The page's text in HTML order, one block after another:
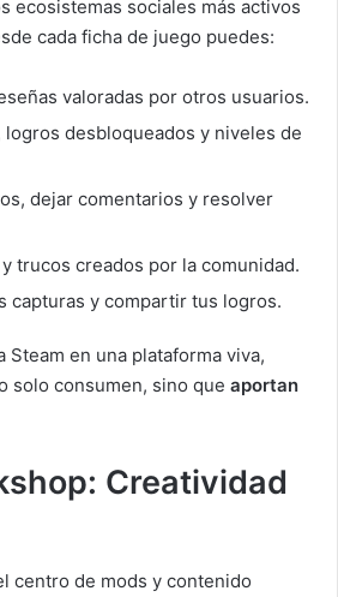
ecosistemas sociales más activos
cada ficha de juego puedes:
valoradas por otros usuarios.
logros desbloqueados y niveles de
dejar comentarios y resolver
trucos creados por la comunidad.
capturas y compartir tus logros.
en una plataforma viva,
solo consumen, sino que aportan
Creatividad
centro de mods y contenido